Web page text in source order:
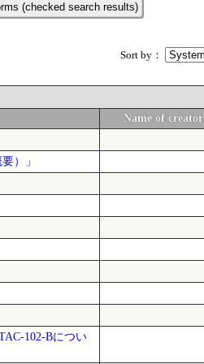
(checked search results)
Sort by：
Name of creator
）」
102-Bについ